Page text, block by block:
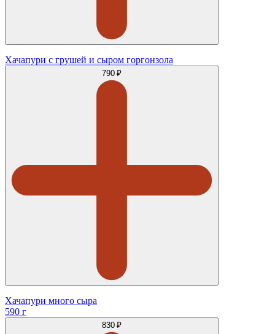
Хачапури с грушей и сыром горгонзола
790 ₽
Хачапури много сыра
590 г
830 ₽